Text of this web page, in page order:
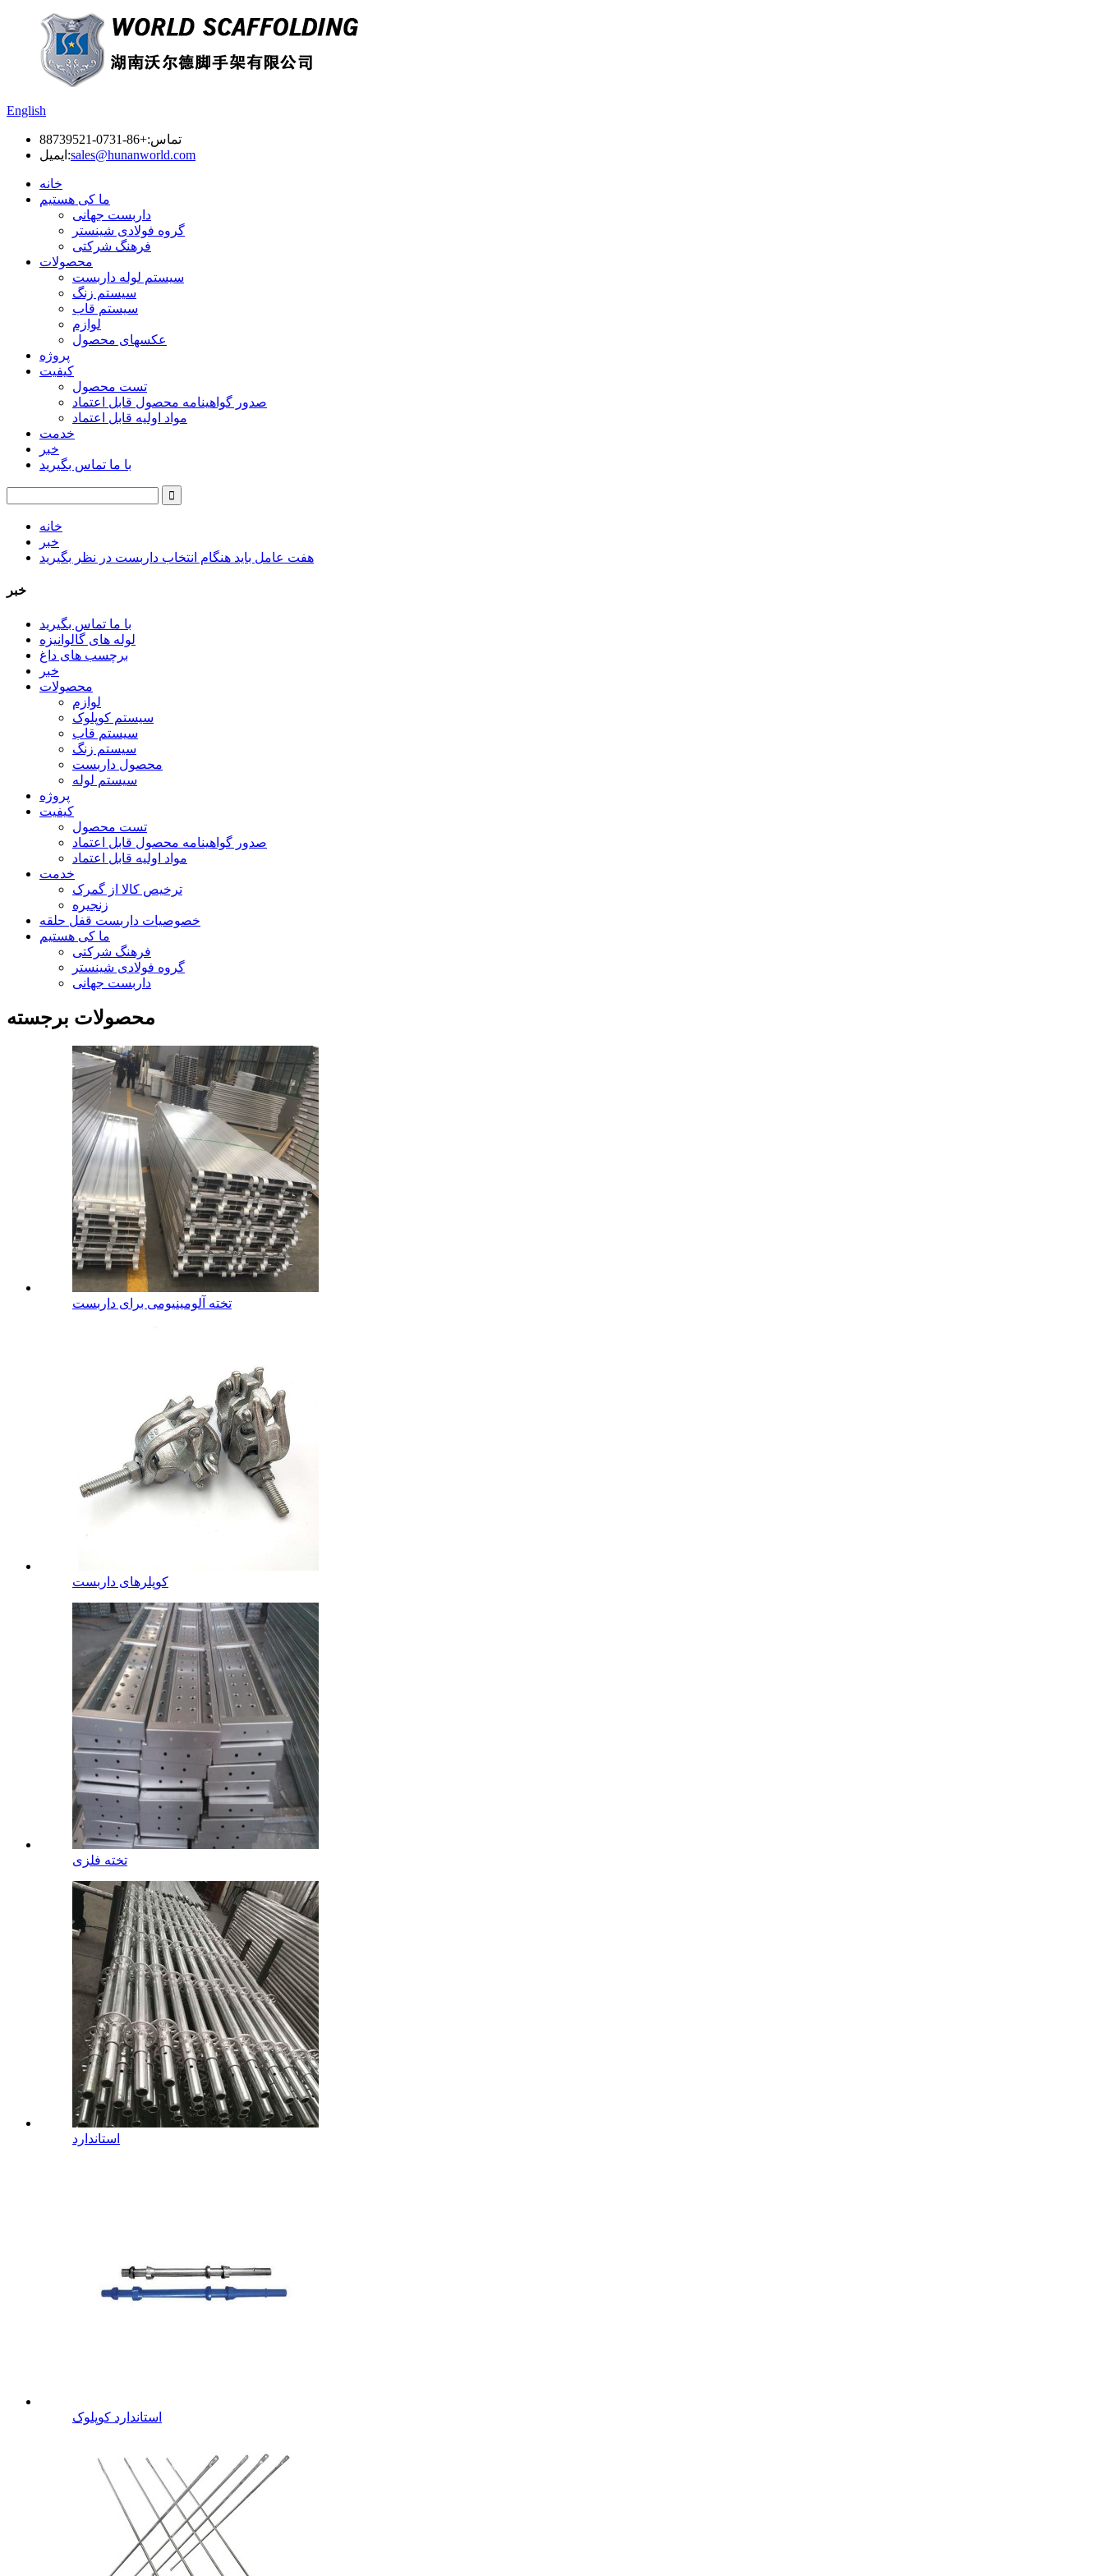
English
تماس:+86-0731-88739521
ایمیل:sales@hunanworld.com
خانه
ما کی هستیم
داربست جهانی
گروه فولادی شینستر
فرهنگ شرکتی
محصولات
سیستم لوله داربست
سیستم زنگ
سیستم قاب
لوازم
عکسهای محصول
پروژه
کیفیت
تست محصول
صدور گواهینامه محصول قابل اعتماد
مواد اولیه قابل اعتماد
خدمت
خبر
با ما تماس بگیرید
خانه
خبر
هفت عامل باید هنگام انتخاب داربست در نظر بگیرید
خبر
با ما تماس بگیرید
لوله های گالوانیزه
برچسب های داغ
خبر
محصولات
لوازم
سیستم کوپلوک
سیستم قاب
سیستم زنگ
محصول داربست
سیستم لوله
پروژه
کیفیت
تست محصول
صدور گواهینامه محصول قابل اعتماد
مواد اولیه قابل اعتماد
خدمت
ترخیص کالا از گمرک
زنجیره
خصوصیات داربست قفل حلقه
ما کی هستیم
فرهنگ شرکتی
گروه فولادی شینستر
داربست جهانی
محصولات برجسته
تخته آلومینیومی برای داربست
کوپلرهای داربست
تخته فلزی
استاندارد
استاندارد کوپلوک